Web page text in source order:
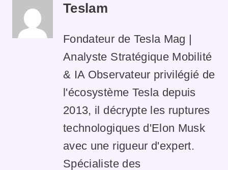
Teslam
Fondateur de Tesla Mag |
Analyste Stratégique Mobilité
& IA Observateur privilégié de
l'écosystème Tesla depuis
2013, il décrypte les ruptures
technologiques d'Elon Musk
avec une rigueur d'expert.
Spécialiste des